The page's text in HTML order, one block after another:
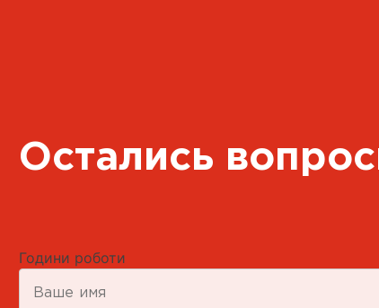
Маршрут Google Map
Остались
Години роботи